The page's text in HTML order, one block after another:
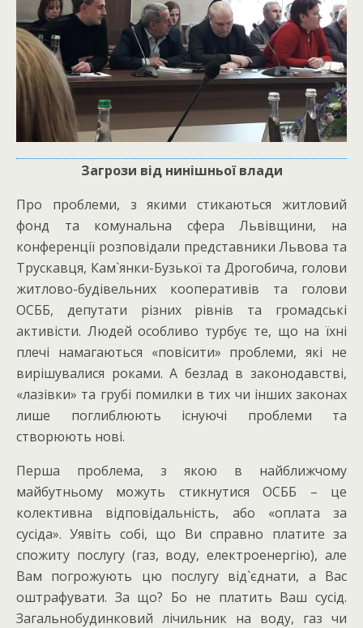
Загрози від нинішньої влади
Про проблеми, з якими стикаються житловий
фонд та комунальна сфера Львівщини, на
конференції розповідали представники Львова та
Трускавця, Кам`янки-Бузької та Дрогобича, голови
житлово-будівельних кооперативів та голови
ОСББ, депутати різних рівнів та громадські
активісти. Людей особливо турбує те, що на їхні
плечі намагаються «повісити» проблеми, які не
вирішувалися роками. А безлад в законодавстві,
«лазівки» та грубі помилки в тих чи інших законах
лише поглиблюють існуючі проблеми та
створюють нові.
Перша проблема, з якою в найближчому
майбутньому можуть стикнутися ОСББ – це
колективна відповідальність, або «оплата за
сусіда». Уявіть собі, що Ви справно платите за
спожиту послугу (газ, воду, електроенергію), але
Вам погрожують цю послугу від`єднати, а Вас
оштрафувати. За що? Бо не платить Ваш сусід.
Загальнобудинковий лічильник на воду, газ чи